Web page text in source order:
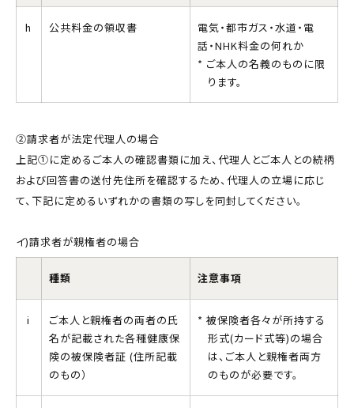
h 公共料金の領収書
電気・都市ガス・水道・電
話・NHK料金の何れか
ご本人の名義のものに限
ります。
②請求者が法定代理人の場合
上記①に定めるご本人の確認書類に加え、代理人とご本人との続柄
および回答書の送付先住所を確認するため、代理人の立場に応じ
て、下記に定めるいずれかの書類の写しを同封してください。
イ)請求者が親権者の場合
種類 注意事項
i
ご本人と親権者の両者の氏
名が記載された各種健康保
険の被保険者証 (住所記載
のもの）
被保険者各々が所持する
形式(カード式等)の場合
は、ご本人と親権者両方
のものが必要です。